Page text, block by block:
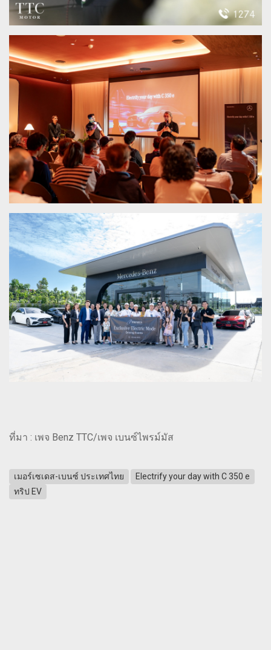
ที่มา : เพจ Benz TTC/เพจ เบนซ์ไพรม์มัส
เมอร์เซเดส-เบนซ์ ประเทศไทย
Electrify your day with C 350 e
ทริป EV